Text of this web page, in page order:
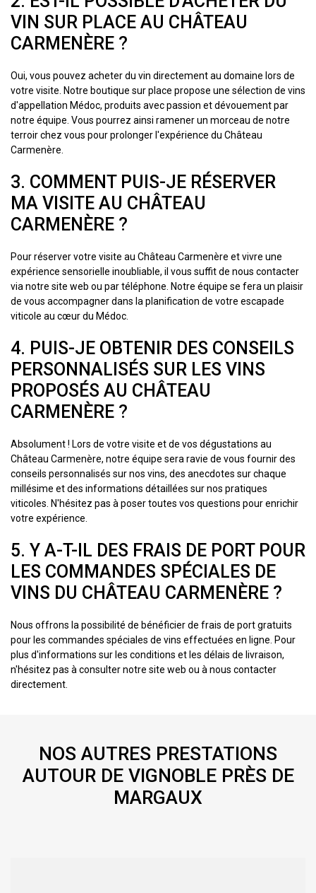
VIN SUR PLACE AU CHÂTEAU
CARMENÈRE ?
Oui, vous pouvez acheter du vin directement au domaine lors de
votre visite. Notre boutique sur place propose une sélection de vins
d'appellation Médoc, produits avec passion et dévouement par
notre équipe. Vous pourrez ainsi ramener un morceau de notre
terroir chez vous pour prolonger l'expérience du Château
Carmenère.
3. COMMENT PUIS-JE RÉSERVER
MA VISITE AU CHÂTEAU
CARMENÈRE ?
Pour réserver votre visite au Château Carmenère et vivre une
expérience sensorielle inoubliable, il vous suffit de nous contacter
via notre site web ou par téléphone. Notre équipe se fera un plaisir
de vous accompagner dans la planification de votre escapade
viticole au cœur du Médoc.
4. PUIS-JE OBTENIR DES CONSEILS
PERSONNALISÉS SUR LES VINS
PROPOSÉS AU CHÂTEAU
CARMENÈRE ?
Absolument ! Lors de votre visite et de vos dégustations au
Château Carmenère, notre équipe sera ravie de vous fournir des
conseils personnalisés sur nos vins, des anecdotes sur chaque
millésime et des informations détaillées sur nos pratiques
viticoles. N'hésitez pas à poser toutes vos questions pour enrichir
votre expérience.
5. Y A-T-IL DES FRAIS DE PORT POUR
LES COMMANDES SPÉCIALES DE
VINS DU CHÂTEAU CARMENÈRE ?
Nous offrons la possibilité de bénéficier de frais de port gratuits
pour les commandes spéciales de vins effectuées en ligne. Pour
plus d'informations sur les conditions et les délais de livraison,
n'hésitez pas à consulter notre site web ou à nous contacter
directement.
NOS AUTRES PRESTATIONS
AUTOUR DE VIGNOBLE PRÈS DE
MARGAUX